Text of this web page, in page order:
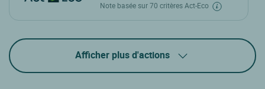
Note basée sur 70 critères Act-Eco
Afficher plus d'actions